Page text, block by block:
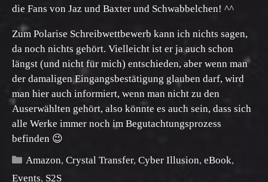
die Fans von Jaz und Baxter und Schwabbelchen! ^^
Zum Polarise Schreibwettbewerb kann ich nichts sagen,
da noch nichts gehört. Vielleicht ist er ja auch schon
längst (und nicht für mich) entschieden, aber wenn man
der damaligen Eingangsbestätigung glauben darf, wird
man hier auch informiert, wenn man nicht zu den
Auserwählten gehört, also könnte es auch sein, dass sich
alle Werke immer noch im Begutachtungsprozess
befinden 😉
Kategorien
Amazon,Crystal Transfer,Cyber Illusion,eBook,
Events, S2S